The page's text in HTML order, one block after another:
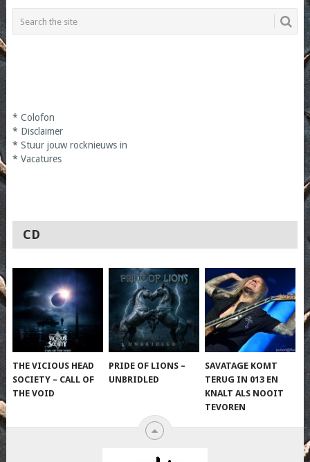
* Colofon
* Disclaimer
* Stuur jouw rocknieuws in
* Vacatures
CD
THE VICIOUS HEAD
SOCIETY – CALL OF
THE VOID
PRIDE OF LIONS –
UNBRIDLED
SAVATAGE KOMT
TERUG IN 013 EN
KNALT ALS NOOIT
TEVOREN